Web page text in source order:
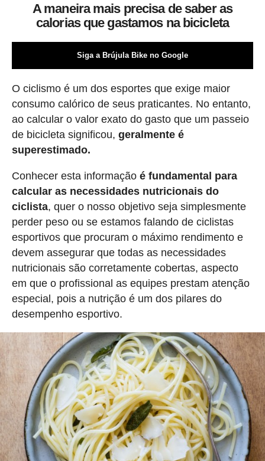
A maneira mais precisa de saber as
calorias que gastamos na bicicleta
Siga a Brújula Bike no Google
O ciclismo é um dos esportes que exige maior
consumo calórico de seus praticantes. No entanto,
ao calcular o valor exato do gasto que um passeio
de bicicleta significou, geralmente é
superestimado.
Conhecer esta informação é fundamental para
calcular as necessidades nutricionais do
ciclista, quer o nosso objetivo seja simplesmente
perder peso ou se estamos falando de ciclistas
esportivos que procuram o máximo rendimento e
devem assegurar que todas as necessidades
nutricionais são corretamente cobertas, aspecto
em que o profissional as equipes prestam atenção
especial, pois a nutrição é um dos pilares do
desempenho esportivo.